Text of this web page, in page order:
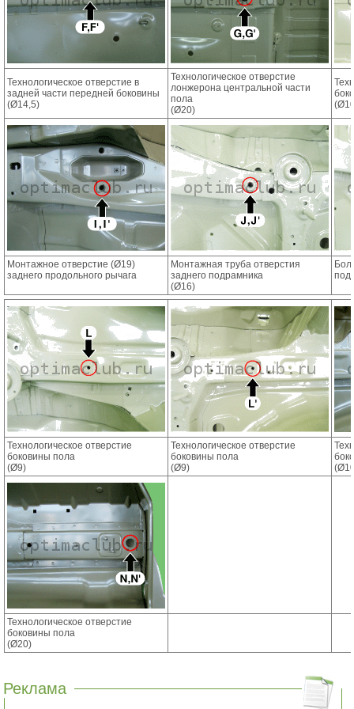
Технологическое отверстие в
задней части передней боковины
(Ø14,5)
Технологическое отверстие
лонжерона центральной части
пола
(Ø20)
Монтажное отверстие (Ø19)
заднего продольного рычага
Монтажная труба отверстия
заднего подрамника
(Ø16)
Технологическое отверстие
боковины пола
(Ø9)
Технологическое отверстие
боковины пола
(Ø9)
Технологическое отверстие
боковины пола
(Ø20)
Реклама